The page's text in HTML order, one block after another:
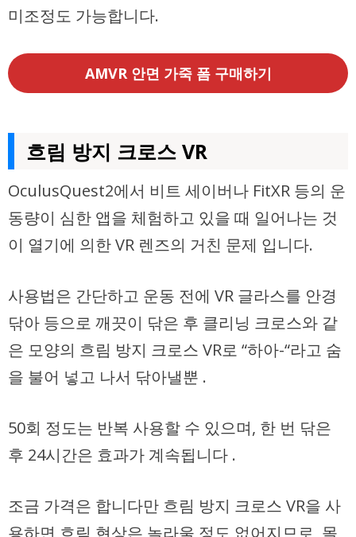
미조정도 가능합니다.
AMVR 안면 가죽 폼 구매하기
흐림 방지 크로스 VR
OculusQuest2에서 비트 세이버나 FitXR 등의 운
동량이 심한 앱을 체험하고 있을 때 일어나는 것
이 열기에 의한 VR 렌즈의 거친 문제 입니다.
사용법은 간단하고 운동 전에 VR 글라스를 안경
닦아 등으로 깨끗이 닦은 후 클리닝 크로스와 같
은 모양의 흐림 방지 크로스 VR로 “하아-“라고 숨
을 불어 넣고 나서 닦아낼뿐 .
50회 정도는 반복 사용할 수 있으며, 한 번 닦은
후 24시간은 효과가 계속됩니다 .
조금 가격은 합니다만 흐림 방지 크로스 VR을 사
용하면 흐림 현상은 놀라울 정도 없어지므로, 몰